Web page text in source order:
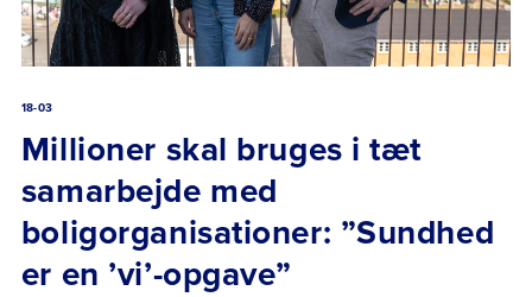
18-03
Millioner skal bruges i tæt
samarbejde med
boligorganisationer: ”Sundhed
er en ’vi’-opgave”